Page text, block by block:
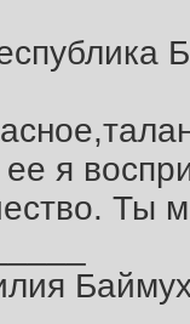
я
Ты